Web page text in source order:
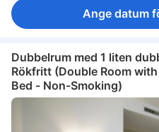
Ange datum
Dubbelrum med 1 liten
Rökfritt (Double Room
Bed - Non-Smoking)